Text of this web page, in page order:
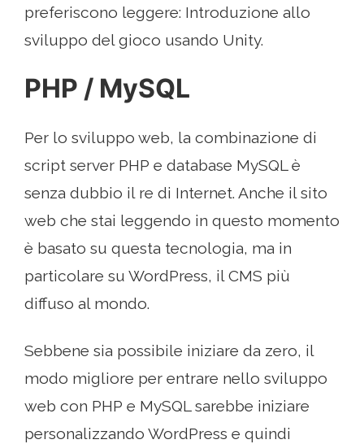
preferiscono leggere: Introduzione allo
sviluppo del gioco usando Unity.
PHP / MySQL
Per lo sviluppo web, la combinazione di
script server PHP e database MySQL è
senza dubbio il re di Internet. Anche il sito
web che stai leggendo in questo momento
è basato su questa tecnologia, ma in
particolare su WordPress, il CMS più
diffuso al mondo.
Sebbene sia possibile iniziare da zero, il
modo migliore per entrare nello sviluppo
web con PHP e MySQL sarebbe iniziare
personalizzando WordPress e quindi